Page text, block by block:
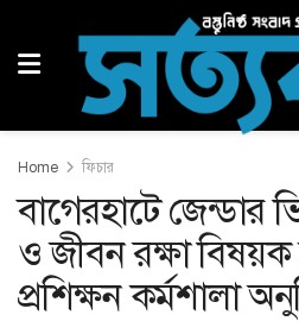
Home ফিচার
বাগেরহাটে জেন্ডার
ও জীবন রক্ষা বিষয়ক
প্রশিক্ষন কর্মশালা